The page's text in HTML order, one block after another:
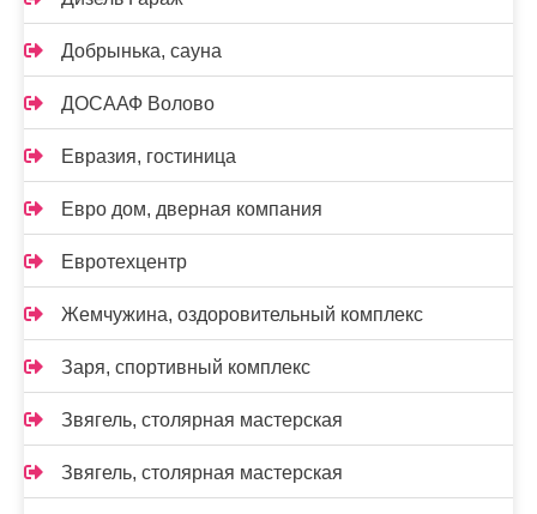
Добрынька, сауна
ДОСААФ Волово
Евразия, гостиница
Евро дом, дверная компания
Евротехцентр
Жемчужина, оздоровительный комплекс
Заря, спортивный комплекс
Звягель, столярная мастерская
Звягель, столярная мастерская